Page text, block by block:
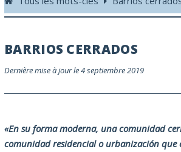
BARRIOS CERRADOS
Dernière mise à jour le 4 septiembre 2019
«En su forma moderna, una comunidad
comunidad residencial o urbanización que